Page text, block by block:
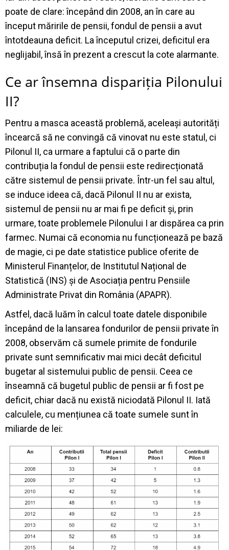
poate de clare: începând din 2008, an în care au
început măririle de pensii, fondul de pensii a avut
întotdeauna deficit. La începutul crizei, deficitul era
neglijabil, însă în prezent a crescut la cote alarmante.
Ce ar însemna dispariția Pilonului
II?
Pentru a masca această problemă, aceleași autorități
încearcă să ne convingă că vinovat nu este statul, ci
Pilonul II, ca urmare a faptului că o parte din
contribuția la fondul de pensii este redirecționată
către sistemul de pensii private. Într-un fel sau altul,
se induce ideea că, dacă Pilonul II nu ar exista,
sistemul de pensii nu ar mai fi pe deficit și, prin
urmare, toate problemele Pilonului I ar dispărea ca prin
farmec. Numai că economia nu funcționează pe bază
de magie, ci pe date statistice publice oferite de
Ministerul Finanțelor, de Institutul Național de
Statistică (INS) și de Asociația pentru Pensiile
Administrate Privat din România (APAPR).
Astfel, dacă luăm în calcul toate datele disponibile
începând de la lansarea fondurilor de pensii private în
2008, observăm că sumele primite de fondurile
private sunt semnificativ mai mici decât deficitul
bugetar al sistemului public de pensii. Ceea ce
înseamnă că bugetul public de pensii ar fi fost pe
deficit, chiar dacă nu există niciodată Pilonul II. Iată
calculele, cu mențiunea că toate sumele sunt în
miliarde de lei: